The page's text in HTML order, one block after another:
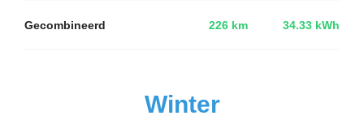
Gecombineerd 226 km 34.33 kWh
Winter